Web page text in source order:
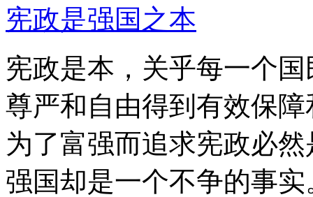
宪政是强国之本
宪政是本，关乎每一个
尊严和自由得到有效保
为了富强而追求宪政必
强国却是一个不争的事实